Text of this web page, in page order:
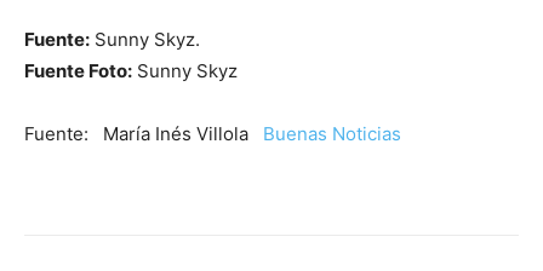
Fuente: Sunny Skyz.
Fuente Foto: Sunny Skyz
Fuente: María Inés Villola Buenas Noticias